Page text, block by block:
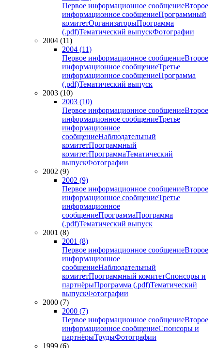
Первое информационное сообщениеВторое
информационное сообщениеПрограммный
комитетОрганизаторыПрограмма
(.pdf)Тематический выпускФотографии
2004 (11)
2004 (11)
Первое информационное сообщениеВторое
информационное сообщениеТретье
информационное сообщениеПрограмма
(.pdf)Тематический выпуск
2003 (10)
2003 (10)
Первое информационное сообщениеВторое
информационное сообщениеТретье
информационное
сообщениеНаблюдательный
комитетПрограммный
комитетПрограммаТематический
выпускФотографии
2002 (9)
2002 (9)
Первое информационное сообщениеВторое
информационное сообщениеТретье
информационное
сообщениеПрограммаПрограмма
(.pdf)Тематический выпуск
2001 (8)
2001 (8)
Первое информационное сообщениеВторое
информационное
сообщениеНаблюдательный
комитетПрограммный комитетСпонсоры и
партнёрыПрограмма (.pdf)Тематический
выпускФотографии
2000 (7)
2000 (7)
Первое информационное сообщениеВторое
информационное сообщениеСпонсоры и
партнёрыТрудыФотографии
1999 (6)